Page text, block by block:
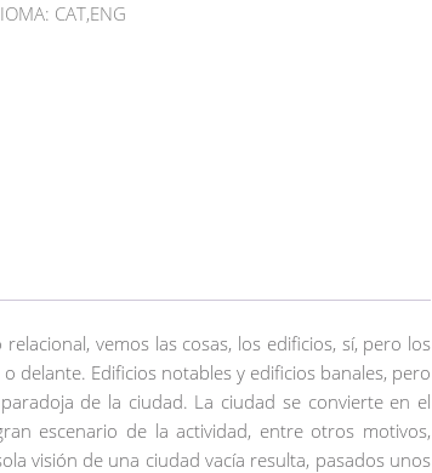
CAT,ENG
vemos las cosas, los edificios, sí, pero los
delante. Edificios notables y edificios banales, pero
de la ciudad. La ciudad se convierte en el
escenario de la actividad, entre otros motivos,
visión de una ciudad vacía resulta, pasados ​​unos